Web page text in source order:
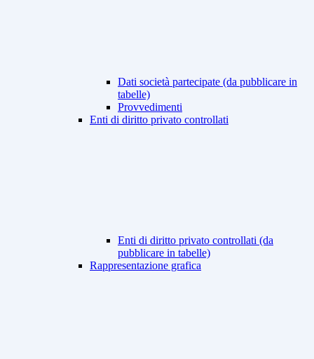
Dati società partecipate (da pubblicare in
tabelle)
Provvedimenti
Enti di diritto privato controllati
Enti di diritto privato controllati (da
pubblicare in tabelle)
Rappresentazione grafica